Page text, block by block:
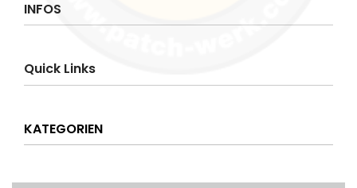
INFOS
Widerrufsrecht
Versandkostenpauschale
Quick Links
KATEGORIEN